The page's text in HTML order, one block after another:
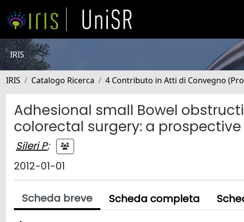
IRIS
IRIS Catalogo Ricerca 4 Contributo in Atti di Convegno
Adhesional small Bowel
colorectal surgery: a
Sileri P;
2012-01-01
Scheda breve Scheda completa